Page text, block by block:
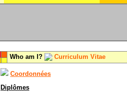
Who am I? Curriculum Vitae
Coordonnées
Diplômes